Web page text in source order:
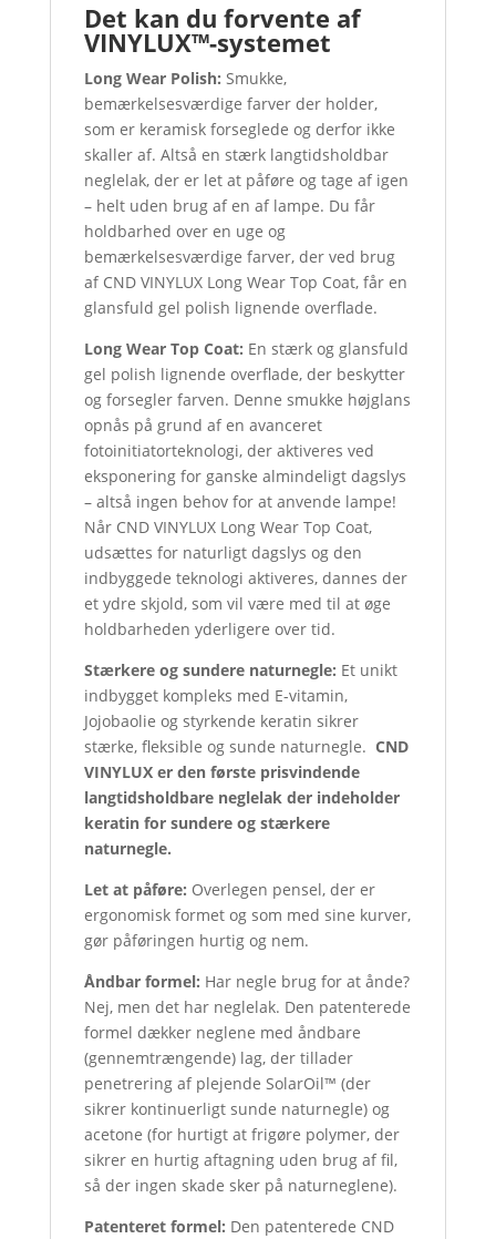
Det kan du forvente af
VINYLUX™-systemet
Long Wear Polish: Smukke,
bemærkelsesværdige farver der holder,
som er keramisk forseglede og derfor ikke
skaller af. Altså en stærk langtidsholdbar
neglelak, der er let at påføre og tage af igen
– helt uden brug af en af lampe. Du får
holdbarhed over en uge og
bemærkelsesværdige farver, der ved brug
af CND VINYLUX Long Wear Top Coat, får en
glansfuld gel polish lignende overflade.
Long Wear Top Coat: En stærk og glansfuld
gel polish lignende overflade, der beskytter
og forsegler farven. Denne smukke højglans
opnås på grund af en avanceret
fotoinitiatorteknologi, der aktiveres ved
eksponering for ganske almindeligt dagslys
– altså ingen behov for at anvende lampe!
Når CND VINYLUX Long Wear Top Coat,
udsættes for naturligt dagslys og den
indbyggede teknologi aktiveres, dannes der
et ydre skjold, som vil være med til at øge
holdbarheden yderligere over tid.
Stærkere og sundere naturnegle: Et unikt
indbygget kompleks med E-vitamin,
Jojobaolie og styrkende keratin sikrer
stærke, fleksible og sunde naturnegle. CND
VINYLUX er den første prisvindende
langtidsholdbare neglelak der indeholder
keratin for sundere og stærkere
naturnegle.
Let at påføre: Overlegen pensel, der er
ergonomisk formet og som med sine kurver,
gør påføringen hurtig og nem.
Åndbar formel: Har negle brug for at ånde?
Nej, men det har neglelak. Den patenterede
formel dækker neglene med åndbare
(gennemtrængende) lag, der tillader
penetrering af plejende SolarOil™ (der
sikrer kontinuerligt sunde naturnegle) og
acetone (for hurtigt at frigøre polymer, der
sikrer en hurtig aftagning uden brug af fil,
så der ingen skade sker på naturneglene).
Patenteret formel: Den patenterede CND